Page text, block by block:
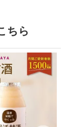
ちら